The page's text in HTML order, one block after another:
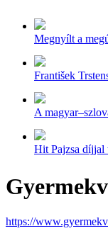
Megnyílt a
František
A
Hit Pajzsa díjjal
https://